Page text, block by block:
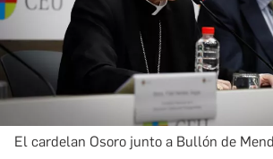
El cardelan Osoro junto a Bullón de